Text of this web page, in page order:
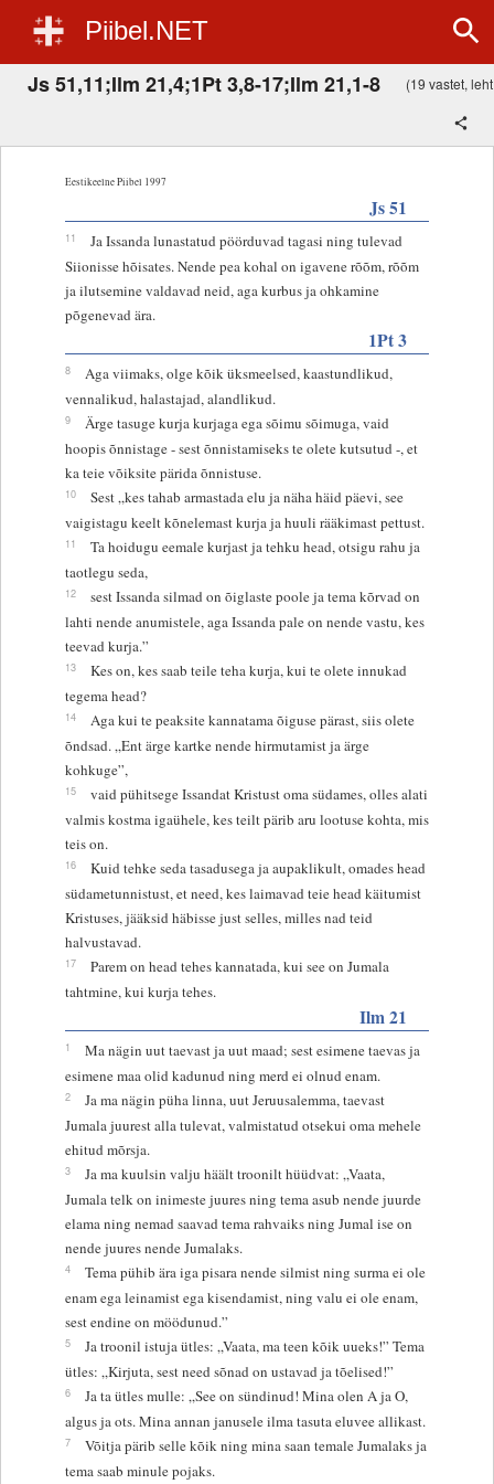
Piibel.NET
Js 51,11;Ilm 21,4;1Pt 3,8-17;Ilm 21,1-8 (19 vastet,
Eestikeelne Piibel 1997
Js 51
11
Ja Issanda lunastatud pöörduvad tagasi ning tulevad
Siionisse hõisates. Nende pea kohal on igavene rõõm, rõõm
ja ilutsemine valdavad neid, aga kurbus ja ohkamine
põgenevad ära.
1Pt 3
8
Aga viimaks, olge kõik üksmeelsed, kaastundlikud,
vennalikud, halastajad, alandlikud.
9
Ärge tasuge kurja kurjaga ega sõimu sõimuga, vaid
hoopis õnnistage - sest õnnistamiseks te olete kutsutud -, et
ka teie võiksite pärida õnnistuse.
10
Sest „kes tahab armastada elu ja näha häid päevi, see
vaigistagu keelt kõnelemast kurja ja huuli rääkimast pettust.
11
Ta hoidugu eemale kurjast ja tehku head, otsigu rahu ja
taotlegu seda,
12
sest Issanda silmad on õiglaste poole ja tema kõrvad on
lahti nende anumistele, aga Issanda pale on nende vastu, kes
teevad kurja.”
13
Kes on, kes saab teile teha kurja, kui te olete innukad
tegema head?
14
Aga kui te peaksite kannatama õiguse pärast, siis olete
õndsad. „Ent ärge kartke nende hirmutamist ja ärge
kohkuge”,
15
vaid pühitsege Issandat Kristust oma südames, olles alati
valmis kostma igaühele, kes teilt pärib aru lootuse kohta, mis
teis on.
16
Kuid tehke seda tasadusega ja aupaklikult, omades head
südametunnistust, et need, kes laimavad teie head käitumist
Kristuses, jääksid häbisse just selles, milles nad teid
halvustavad.
17
Parem on head tehes kannatada, kui see on Jumala
tahtmine, kui kurja tehes.
Ilm 21
1
Ma nägin uut taevast ja uut maad; sest esimene taevas ja
esimene maa olid kadunud ning merd ei olnud enam.
2
Ja ma nägin püha linna, uut Jeruusalemma, taevast
Jumala juurest alla tulevat, valmistatud otsekui oma mehele
ehitud mõrsja.
3
Ja ma kuulsin valju häält troonilt hüüdvat: „Vaata,
Jumala telk on inimeste juures ning tema asub nende juurde
elama ning nemad saavad tema rahvaiks ning Jumal ise on
nende juures nende Jumalaks.
4
Tema pühib ära iga pisara nende silmist ning surma ei ole
enam ega leinamist ega kisendamist, ning valu ei ole enam,
sest endine on möödunud.”
5
Ja troonil istuja ütles: „Vaata, ma teen kõik uueks!” Tema
ütles: „Kirjuta, sest need sõnad on ustavad ja tõelised!”
6
Ja ta ütles mulle: „See on sündinud! Mina olen A ja O,
algus ja ots. Mina annan janusele ilma tasuta eluvee allikast.
7
Võitja pärib selle kõik ning mina saan temale Jumalaks ja
tema saab minule pojaks.